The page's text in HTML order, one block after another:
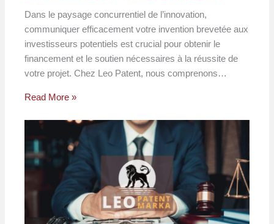
Dans le paysage concurrentiel de l’innovation,
communiquer efficacement votre invention brevetée aux
investisseurs potentiels est crucial pour obtenir le
financement et le soutien nécessaires à la réussite de
votre projet. Chez Leo Patent, nous comprenons…
Read More »